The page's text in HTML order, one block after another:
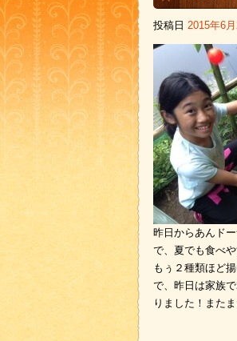
投稿日 2015年6月
昨日からあんド
で、夏でも食べ
もぅ２種類ほど
で、昨日は家族
りました！また